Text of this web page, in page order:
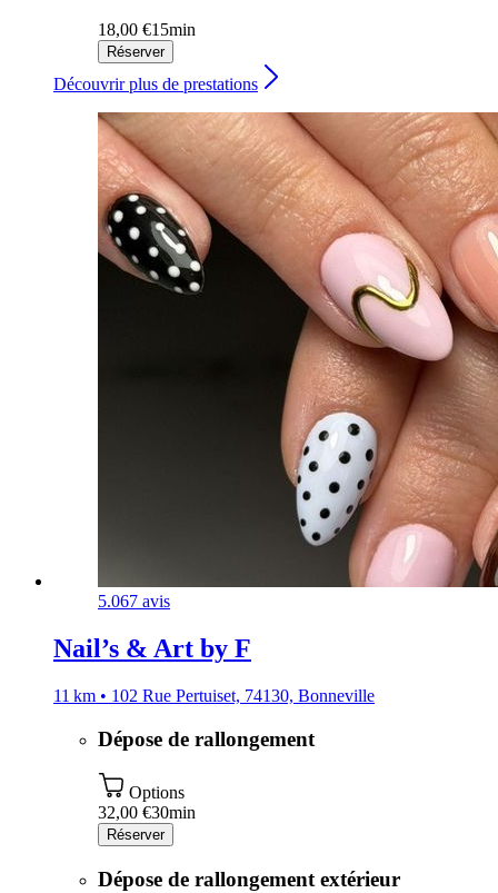
18,00 €15min
Réserver
Découvrir plus de prestations
5.067 avis
Nail’s & Art by F
11 km • 102 Rue Pertuiset, 74130, Bonneville
Dépose de rallongement
Options
32,00 €30min
Réserver
Dépose de rallongement extérieur